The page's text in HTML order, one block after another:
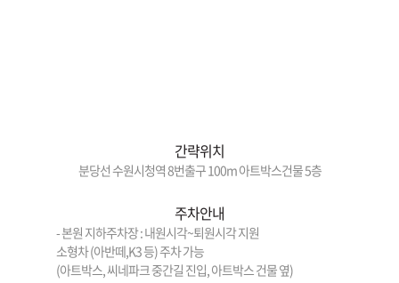
간략위치
분당선 수원시청역 8번출구 100m 아트박스건물 5층
주차안내
- 본원 지하주차장 : 내원시각~퇴원시각 지원
소형차 (아반떼,K3 등) 주차 가능
(아트박스, 씨네파크 중간길 진입, 아트박스 건물 옆)